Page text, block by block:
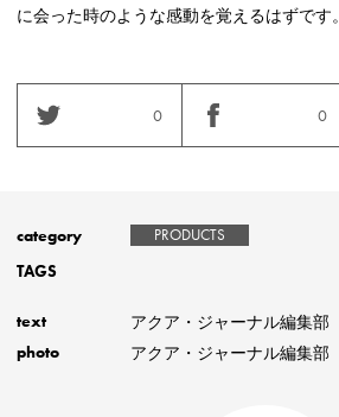
に会った時のような感動を覚えるはずです。
0 0
category PRODUCTS
TAGS
text アクア・ジャーナル編集部
photo アクア・ジャーナル編集部